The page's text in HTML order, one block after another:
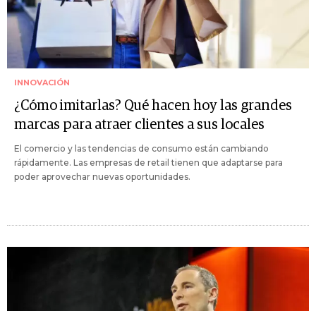
INNOVACIÓN
¿Cómo imitarlas? Qué hacen hoy las grandes
marcas para atraer clientes a sus locales
El comercio y las tendencias de consumo están cambiando
rápidamente. Las empresas de retail tienen que adaptarse para
poder aprovechar nuevas oportunidades.